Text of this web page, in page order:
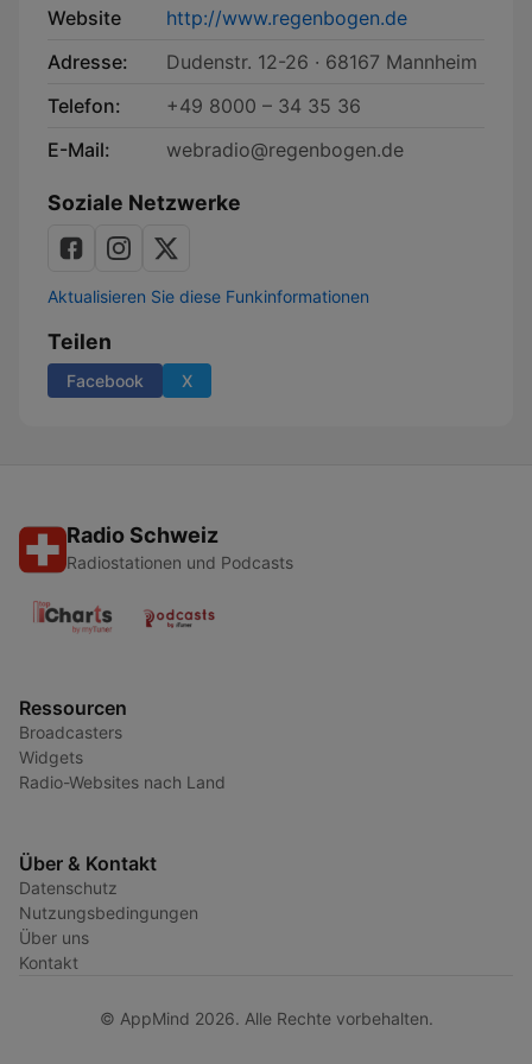
Website
http://www.regenbogen.de
Adresse:
Dudenstr. 12-26 · 68167 Mannheim
Telefon:
+49 8000 – 34 35 36
E-Mail:
webradio@regenbogen.de
Soziale Netzwerke
Aktualisieren Sie diese Funkinformationen
Teilen
Facebook X
Radio Schweiz
Radiostationen und Podcasts
Ressourcen
Broadcasters
Widgets
Radio-Websites nach Land
Über & Kontakt
Datenschutz
Nutzungsbedingungen
Über uns
Kontakt
© AppMind 2026. Alle Rechte vorbehalten.